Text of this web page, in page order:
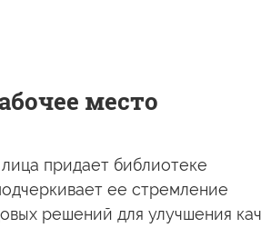
место
придает библиотеке
ее стремление
решений для улучшения